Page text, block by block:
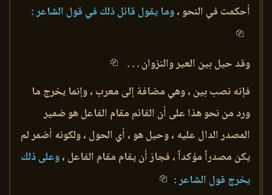
أحكمت في النحو ،وما يقول قائل ذلك في قول الشاعر :
وقد حيل بين العير والنزوان . . .
فإنه نصب بين ، وهي مضافة إلى معرب ، وإنما يخرج ما
ورد من نحو هذا على أن القائم مقام الفاعل هو ضمير
المصدر الدال عليه ، وحيل هو ، أي الحول ، ولكونه أضمر لم
يكن مصدراً مؤكداً ، فجاز أن يقام مقام الفاعل ،وعلى ذلك
يخرج قول الشاعر :